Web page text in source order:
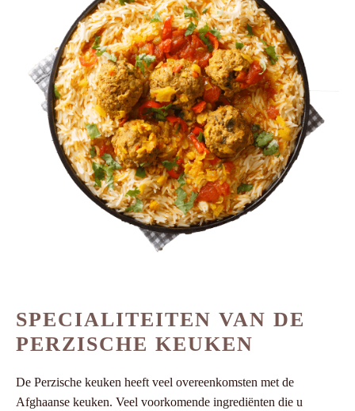
SPECIALITEITEN VAN DE
PERZISCHE KEUKEN
De Perzische keuken heeft veel overeenkomsten met de
Afghaanse keuken. Veel voorkomende ingrediënten die u